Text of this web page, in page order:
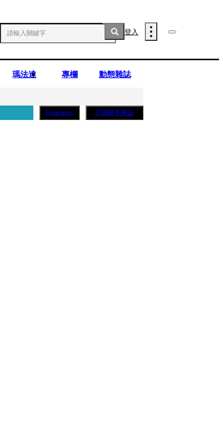
登入
瑪法達 專欄 動態雜誌
Podcasts 訂閱紙本雜誌